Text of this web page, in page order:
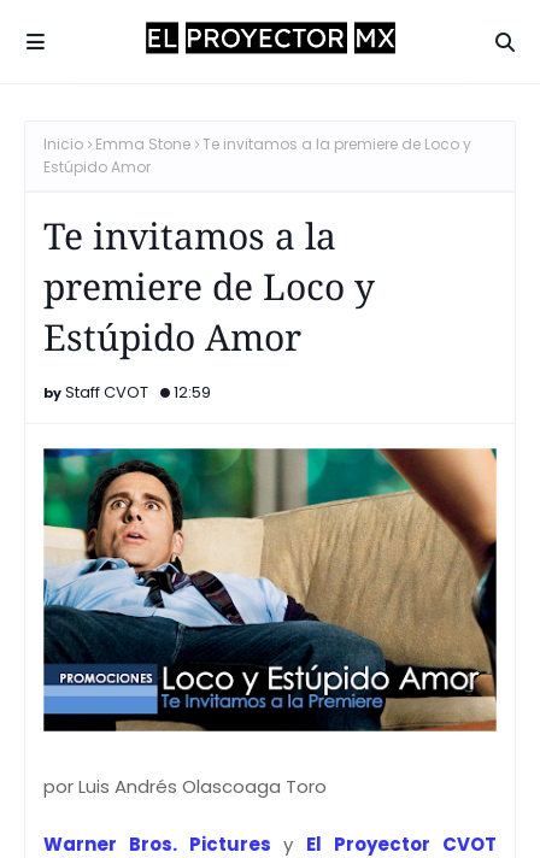
Inicio Emma Stone Te invitamos a la premiere de Loco y
Estúpido Amor
Te invitamos a la
premiere de Loco y
Estúpido Amor
Staff CVOT 12:59
por Luis Andrés Olascoaga Toro
Warner Bros. Pictures y El Proyector CVOT